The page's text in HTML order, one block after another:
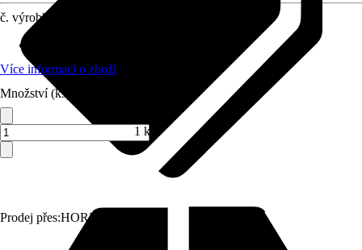
Prodej přes:HORNBACH
č. výrobku
Více informací o zboží
Množství (ks)
1 ks